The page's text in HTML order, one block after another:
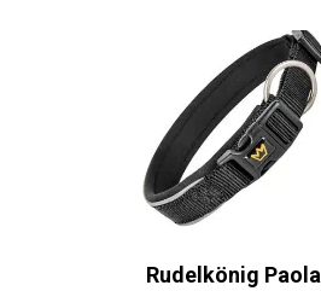
Rudelkönig Paola